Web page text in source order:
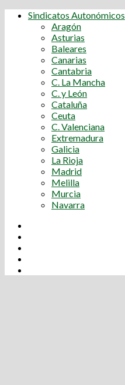
Sindicatos Autonómicos
Aragón
Asturias
Baleares
Canarias
Cantabria
C. La Mancha
C. y León
Cataluña
Ceuta
C. Valenciana
Extremadura
Galicia
La Rioja
Madrid
Melilla
Murcia
Navarra
fb